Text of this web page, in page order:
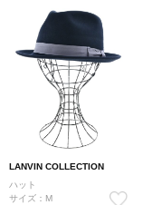
LANVIN COLLECTION
ハット
サイズ：M